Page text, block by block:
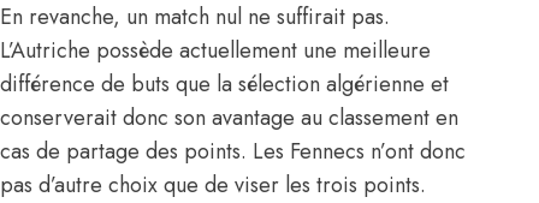
En revanche, un match nul ne suffirait pas.
L’Autriche possède actuellement une meilleure
différence de buts que la sélection algérienne et
conserverait donc son avantage au classement en
cas de partage des points. Les Fennecs n’ont donc
pas d’autre choix que de viser les trois points.